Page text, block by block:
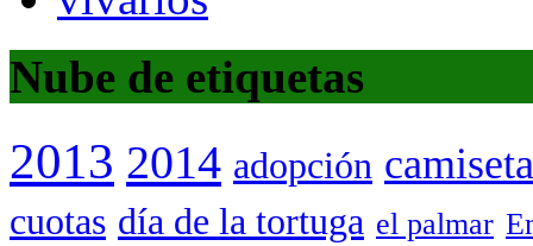
Nube de etiquetas
2013 2014 adopción
cuotas día de la tortuga el palmar